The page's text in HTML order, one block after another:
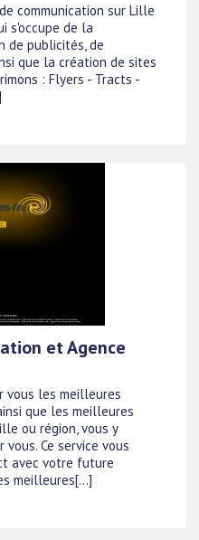
communication sur Lille
s'occupe de la
de publicités, de
que la création de sites
: Flyers - Tracts -
et Agence
vous les meilleures
que les meilleures
ou région, vous y
Ce service vous
avec votre future
meilleures[...]